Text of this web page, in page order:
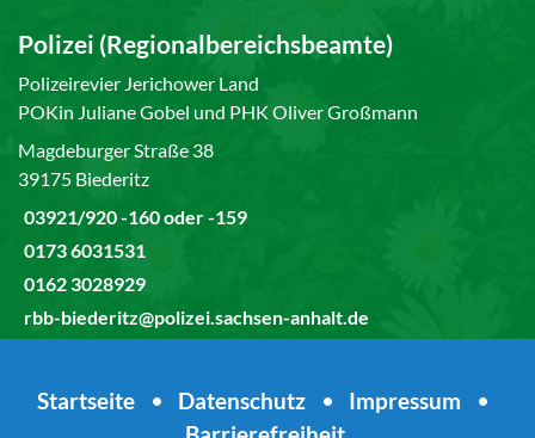
Polizei (Regionalbereichsbeamte)
Polizeirevier Jerichower Land
POKin Juliane Gobel und PHK Oliver Großmann
Magdeburger Straße 38
39175 Biederitz
03921/920 -160 oder -159
0173 6031531
0162 3028929
rbb-biederitz@polizei.sachsen-anhalt.de
Startseite • Datenschutz • Impressum
•